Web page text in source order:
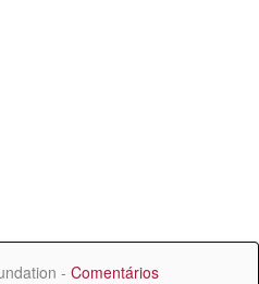
- Comentários